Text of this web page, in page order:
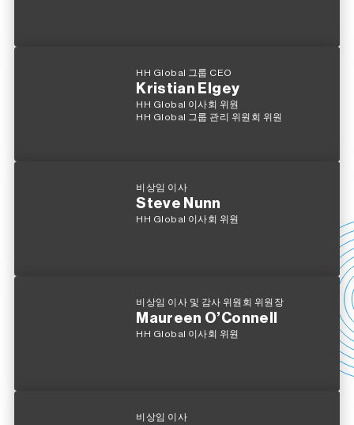
HH Global 그룹 CEO
Kristian Elgey
HH Global 이사회 위원
HH Global 그룹 관리 위원회 위원
비상임 이사
Steve Nunn
HH Global 이사회 위원
비상임 이사 및 감사 위원회 위원장
Maureen O’Connell
HH Global 이사회 위원
비상임 이사